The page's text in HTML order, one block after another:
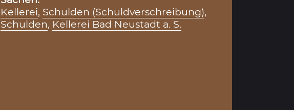
Kellerei, Schulden (Schuldverschreibung),
Schulden, Kellerei Bad Neustadt a. S.